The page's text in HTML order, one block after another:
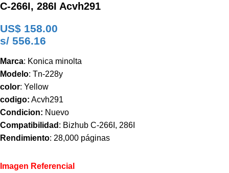
C-266I, 286I Acvh291
US$ 158.00
s/ 556.16
Marca: Konica minolta
Modelo: Tn-228y
color: Yellow
codigo: Acvh291
Condicion: Nuevo
Compatibilidad : Bizhub C-266I, 286I
Rendimiento: 28,000 páginas
Imagen Referencial